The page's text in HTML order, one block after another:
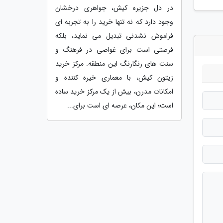
در دل جزیره کیش، جواهری درخشان
وجود دارد که نه تنها خرید را به تجربه ای
فراموش نشدنی تبدیل می نماید، بلکه
فرصتی است برای غواصی در فرهنگ و
سنت های رنگارنگ این منطقه. مرکز خرید
زیتون کیش، با معماری خیره کننده و
امکانات مدرن، بیش از یک مرکز خرید ساده
است؛ این مکان، عرصه ای است برای...